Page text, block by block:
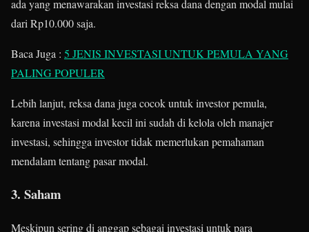
ada yang menawarakan investasi reksa dana dengan modal mulai
dari Rp10.000 saja.
Baca Juga : 5 JENIS INVESTASI UNTUK PEMULA YANG
PALING POPULER
Lebih lanjut, reksa dana juga cocok untuk investor pemula,
karena investasi modal kecil ini sudah di kelola oleh manajer
investasi, sehingga investor tidak memerlukan pemahaman
mendalam tentang pasar modal.
3. Saham
Meskipun sering di anggap sebagai investasi untuk para